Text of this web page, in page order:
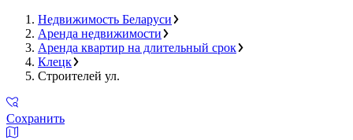
Недвижимость Беларуси
Аренда недвижимости
Аренда квартир на длительный срок
Клецк
Строителей ул.
Сохранить